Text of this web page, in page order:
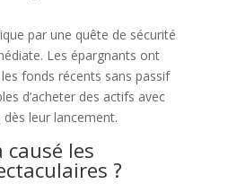
par une quête de sécurité
Les épargnants ont
fonds récents sans passif
d’acheter des actifs avec
leur lancement.
causé les
?